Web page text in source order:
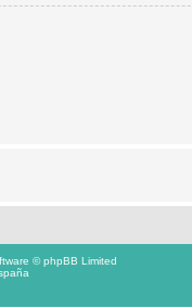
© phpBB Limited